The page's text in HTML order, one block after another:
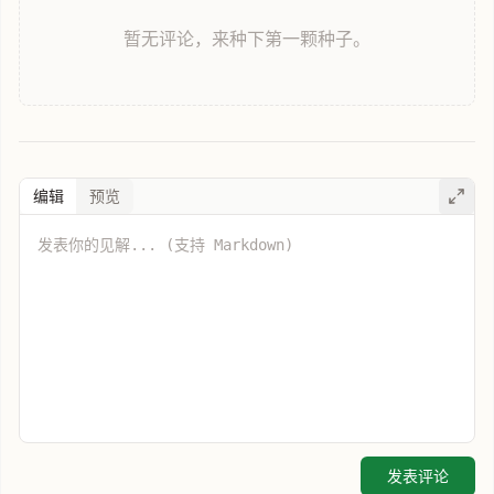
暂无评论，来种下第一颗种子。
编辑 预览
发表评论